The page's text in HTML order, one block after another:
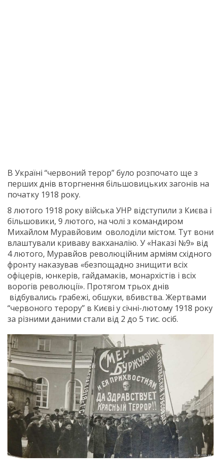
В Україні “червоний терор” було розпочато ще з
перших днів вторгнення більшовицьких загонів на
початку 1918 року.
8 лютого 1918 року війська УНР відступили з Києва і
більшовики, 9 лютого, на чолі з командиром
Михайлом Муравйовим оволоділи містом. Тут вони
влаштували криваву вакханалію. У «Наказі №9» від
4 лютого, Муравйов революційним арміям східного
фронту наказував «безпощадно знищити всіх
офіцерів, юнкерів, гайдамаків, монархістів і всіх
ворогів революції». Протягом трьох днів
відбувались грабежі, обшуки, вбивства. Жертвами
“червоного терору” в Києві у січні-лютому 1918 року
за різними даними стали від 2 до 5 тис. осіб.